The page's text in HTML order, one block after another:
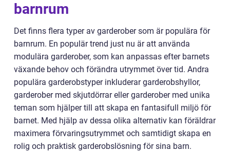
barnrum
Det finns flera typer av garderober som är populära för
barnrum. En populär trend just nu är att använda
modulära garderober, som kan anpassas efter barnets
växande behov och förändra utrymmet över tid. Andra
populära garderobstyper inkluderar garderobshyllor,
garderober med skjutdörrar eller garderober med unika
teman som hjälper till att skapa en fantasifull miljö för
barnet. Med hjälp av dessa olika alternativ kan föräldrar
maximera förvaringsutrymmet och samtidigt skapa en
rolig och praktisk garderobslösning för sina barn.